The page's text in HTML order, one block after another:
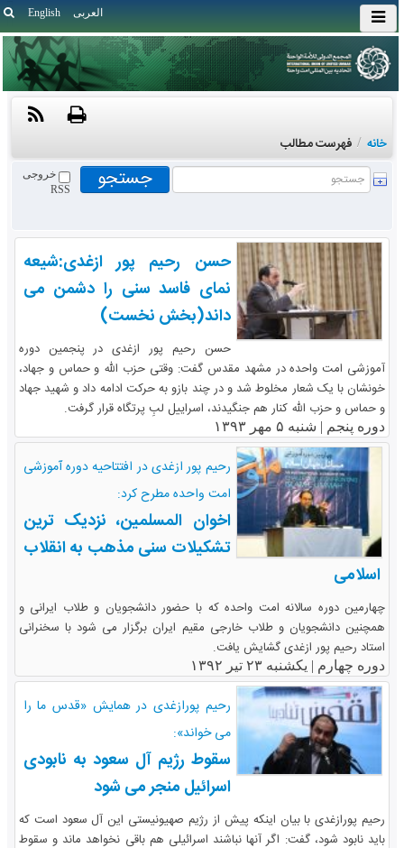
English العربی
خانه / فهرست مطالب
خروجی
RSS
حسن رحیم پور ازغدی:شیعه
نمای فاسد سنی را دشمن می
داند(بخش نخست)
حسن رحیم پور ازغدی در پنجمین دوره
آموزشی امت واحده در مشهد مقدس گفت: وقتی حزب الله و حماس و جهاد،
خونشان با یک شعار مخلوط شد و در چند بازو به حرکت ادامه داد و شهید جهاد
و حماس و حزب الله کنار هم جنگیدند، اسراییل لبِ پرتگاه قرار گرفت.
دوره پنجم | شنبه ۵ مهر ۱۳۹۳
رحیم پور ازغدی در افتتاحیه دوره آموزشی
امت واحده مطرح کرد:
اخوان المسلمین، نزدیک ترین
تشکیلات سنی مذهب به انقلاب
اسلامی
چهارمین دوره سالانه امت واحده که با حضور دانشجویان و طلاب ایرانی و
همچنین دانشجویان و طلاب خارجی مقیم ایران برگزار می شود با سخنرانی
استاد رحیم پور ازغدی گشایش یافت.
دوره چهارم | یکشنبه ۲۳ تیر ۱۳۹۲
رحیم پورازغدی در همایش «قدس ما را
می خواند‎»:
سقوط رژیم آل سعود به نابودی
اسرائیل منجر می شود
رحیم پورازغدی با بیان اینکه پیش از رژیم صهیونیستی این آل سعود است که
باید نابود شود، گفت: اگر آنها نباشند اسرائیلی هم باقی نخواهد ماند و سقوط